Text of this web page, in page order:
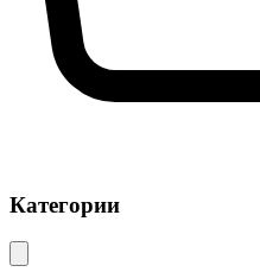
Категории